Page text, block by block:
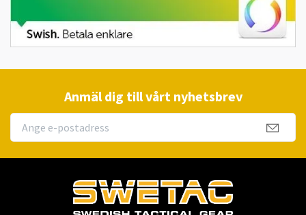
Anmäl dig till vårt nyhetsbrev